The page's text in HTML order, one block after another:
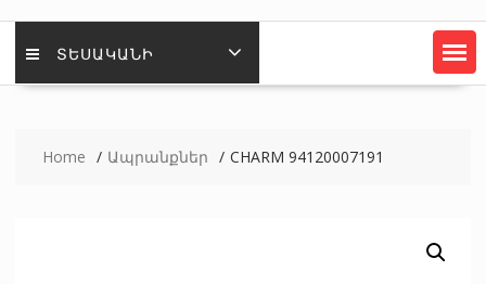
ՏԵՍԱԿԱՆԻ
Home Ապրանքներ CHARM 94120007191